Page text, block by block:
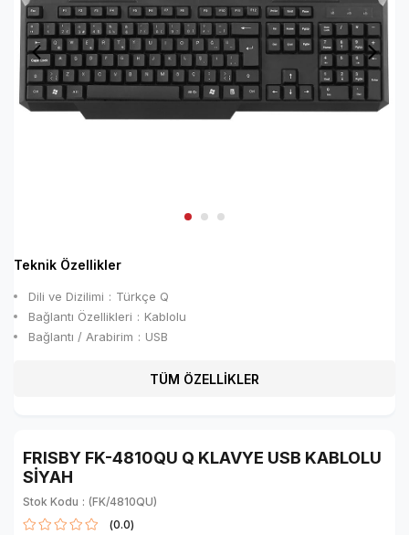
Teknik Özellikler
Dili ve Dizilimi
Türkçe Q
Bağlantı Özellikleri
Kablolu
Bağlantı / Arabirim
USB
TÜM ÖZELLİKLER
FRISBY FK-4810QU Q KLAVYE USB KABLOLU
SİYAH
Stok Kodu
(FK/4810QU)
0.0